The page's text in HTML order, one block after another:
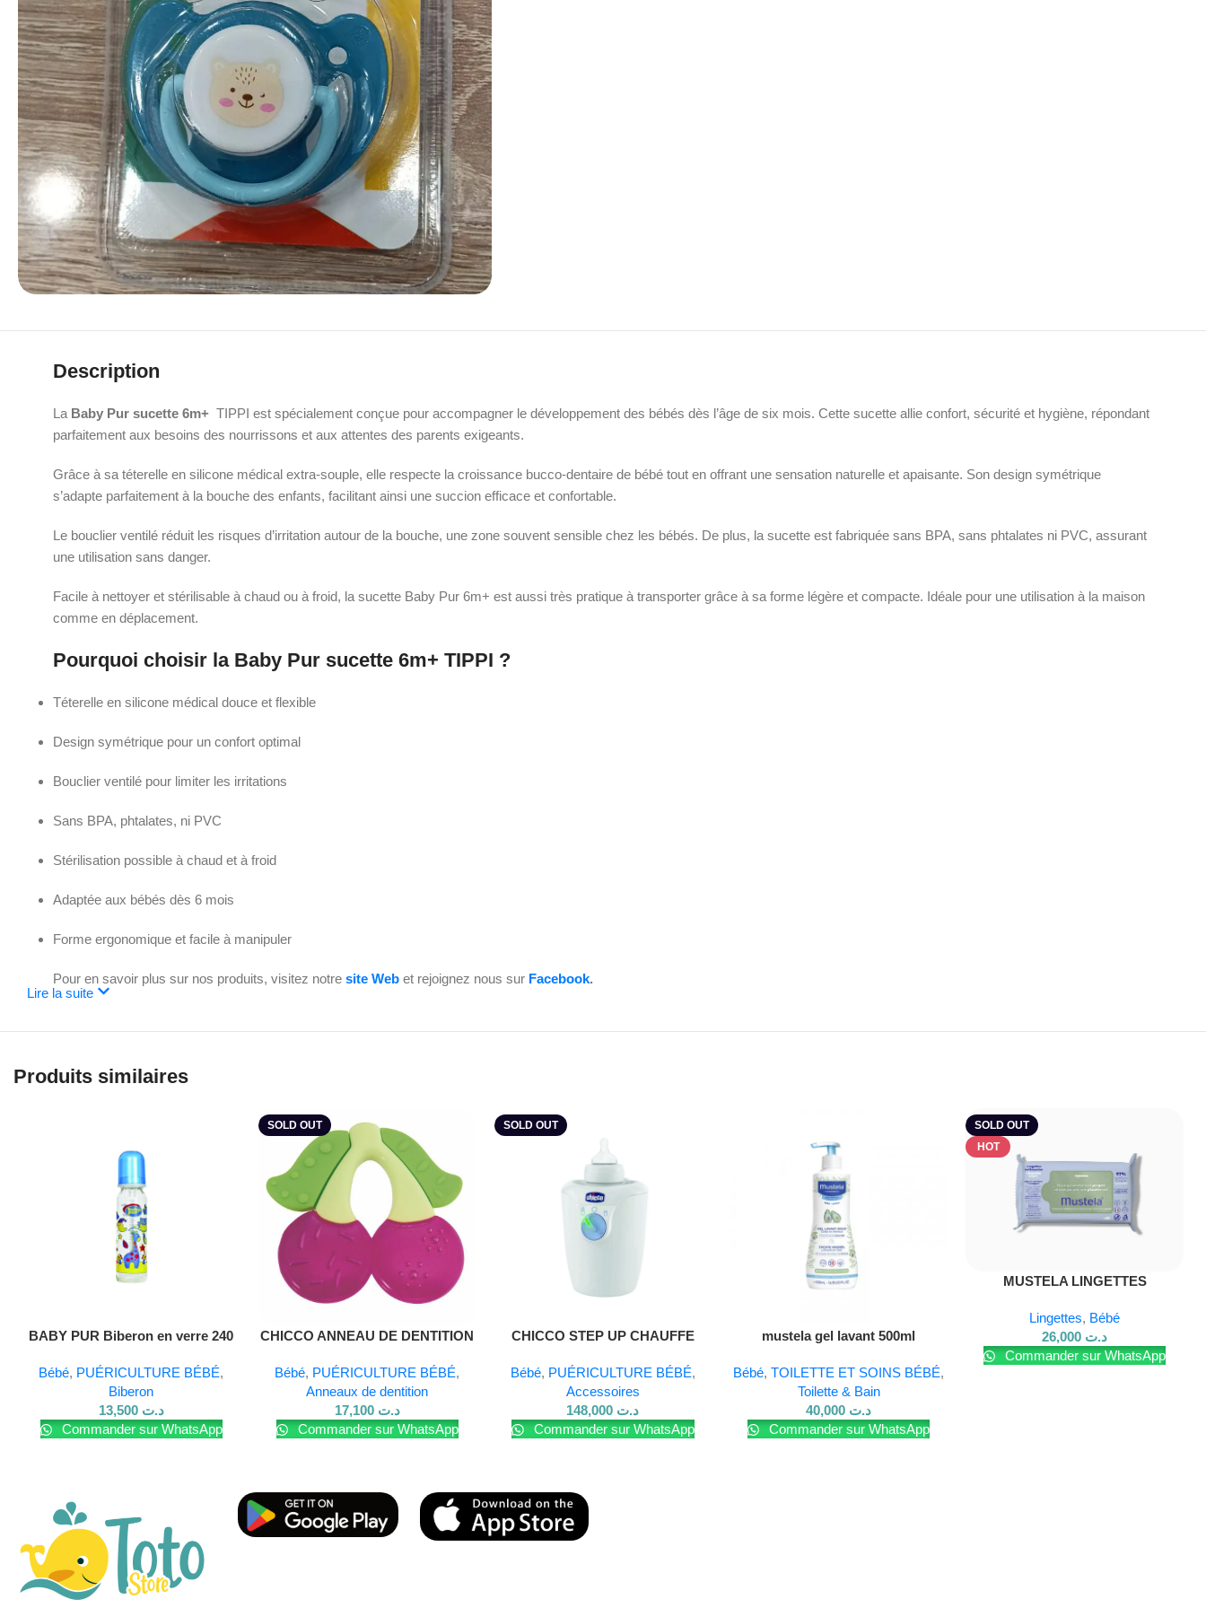
Description
La Baby Pur sucette 6m+ TIPPI est spécialement conçue pour accompagner le développement des bébés dès l’âge de six mois. Cette sucette allie confort, sécurité et hygiène, répondant
parfaitement aux besoins des nourrissons et aux attentes des parents exigeants.
Grâce à sa téterelle en silicone médical extra-souple, elle respecte la croissance bucco-dentaire de bébé tout en offrant une sensation naturelle et apaisante. Son design symétrique
s’adapte parfaitement à la bouche des enfants, facilitant ainsi une succion efficace et confortable.
Le bouclier ventilé réduit les risques d’irritation autour de la bouche, une zone souvent sensible chez les bébés. De plus, la sucette est fabriquée sans BPA, sans phtalates ni PVC, assurant
une utilisation sans danger.
Facile à nettoyer et stérilisable à chaud ou à froid, la sucette Baby Pur 6m+ est aussi très pratique à transporter grâce à sa forme légère et compacte. Idéale pour une utilisation à la maison
comme en déplacement.
Pourquoi choisir la Baby Pur sucette 6m+ TIPPI ?
Téterelle en silicone médical douce et flexible
Design symétrique pour un confort optimal
Bouclier ventilé pour limiter les irritations
Sans BPA, phtalates, ni PVC
Stérilisation possible à chaud et à froid
Adaptée aux bébés dès 6 mois
Forme ergonomique et facile à manipuler
Pour en savoir plus sur nos produits, visitez notresite Web et rejoignez nous sur Facebook.
Lire la suite
Produits similaires
BABY PUR Biberon en verre 240
Bébé, PUÉRICULTURE BÉBÉ,
Biberon
د.ت 13,500
Commander sur WhatsApp
SOLD OUT
Lire La Suite
CHICCO ANNEAU DE DENTITION
Bébé, PUÉRICULTURE BÉBÉ,
Anneaux de dentition
د.ت 17,100
Commander sur WhatsApp
SOLD OUT
Lire La Suite
CHICCO STEP UP CHAUFFE
Bébé, PUÉRICULTURE BÉBÉ,
Accessoires
د.ت
Commander sur WhatsApp
mustela gel lavant 500ml
Bébé,TOILETTE ET SOINS BÉBÉ,
Toilette & Bain
د.ت
Commander sur WhatsApp
SOLD OUT
HOT
Lire La SuiteMUSTELA LINGETTES
*60 LINGETTES
Lingettes, Bébé
د.ت
Commander sur WhatsApp